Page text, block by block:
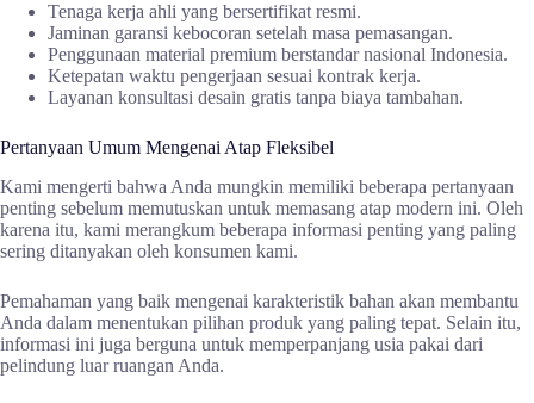
Tenaga kerja ahli yang bersertifikat resmi.
Jaminan garansi kebocoran setelah masa pemasangan.
Penggunaan material premium berstandar nasional Indonesia.
Ketepatan waktu pengerjaan sesuai kontrak kerja.
Layanan konsultasi desain gratis tanpa biaya tambahan.
Pertanyaan Umum Mengenai Atap Fleksibel
Kami mengerti bahwa Anda mungkin memiliki beberapa pertanyaan
penting sebelum memutuskan untuk memasang atap modern ini. Oleh
karena itu, kami merangkum beberapa informasi penting yang paling
sering ditanyakan oleh konsumen kami.
Pemahaman yang baik mengenai karakteristik bahan akan membantu
Anda dalam menentukan pilihan produk yang paling tepat. Selain itu,
informasi ini juga berguna untuk memperpanjang usia pakai dari
pelindung luar ruangan Anda.